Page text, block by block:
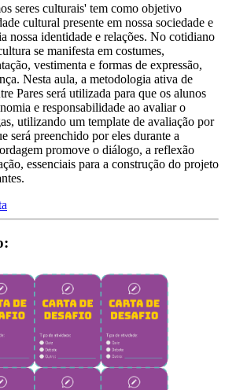
seres culturais' tem como objetivo
cultural presente em nossa sociedade e
nossa identidade e relações. No cotidiano
se manifesta em costumes,
vestimenta e formas de expressão,
Nesta aula, a metodologia ativa de
Pares será utilizada para que os alunos
e responsabilidade ao avaliar o
utilizando um template de avaliação por
será preenchido por eles durante a
promove o diálogo, a reflexão
essenciais para a construção do projeto
: